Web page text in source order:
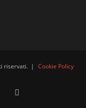
riservati. |
Cookie Policy